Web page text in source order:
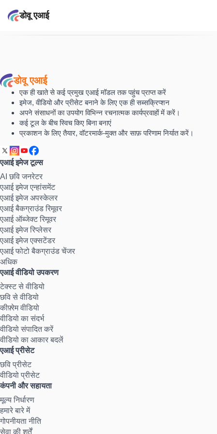
डोवू एआई
डोवू एआई
एक ही खाते से कई प्रमुख एआई मॉडल तक पहुंच प्राप्त करें
इमेज, वीडियो और प्रीसेट बनाने के लिए एक ही सब्सक्रिप्शन
अपने संसाधनों का उपयोग विभिन्न रचनात्मक कार्यप्रवाहों में करें।
कई टूल के बीच स्विच किए बिना बनाएं
प्रकाशन के लिए तैयार, वॉटरमार्क-मुक्त और साफ़ परिणाम निर्यात करें।
एआई इमेज टूल्स
AI छवि जनरेटर
एआई इमेज एन्हांसमेंट
एआई इमेज अपस्केलर
एआई बैकग्राउंड रिमूवर
एआई ऑब्जेक्ट रिमूवर
एआई इमेज रिप्लेसर
एआई इमेज एक्सटेंडर
एआई फोटो बैकग्राउंड चेंजर
अधिक
एआई वीडियो उपकरण
टेक्स्ट से वीडियो
छवि से वीडियो
कीफ़्रेम वीडियो
वीडियो का संदर्भ
वीडियो संपादित करें
वीडियो का आकार बदलें
एआई प्रीसेट
छवि प्रीसेट
वीडियो प्रीसेट
कंपनी और सहायता
मूल्य निर्धारण
हमारे बारे में
गोपनीयता नीति
सेवा की शर्तें